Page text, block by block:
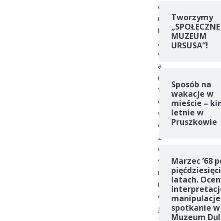
d
n
i
,
w
a
r
t
o
w
c
z
e
ś
n
i
e
j
Tworzymy
„SPOŁECZNE
MUZEUM
URSUSA”!
Sposób na
wakacje w
mieście –
letnie w
Pruszkowie
Marzec ’68
latach.
spotkanie w
Muzeum